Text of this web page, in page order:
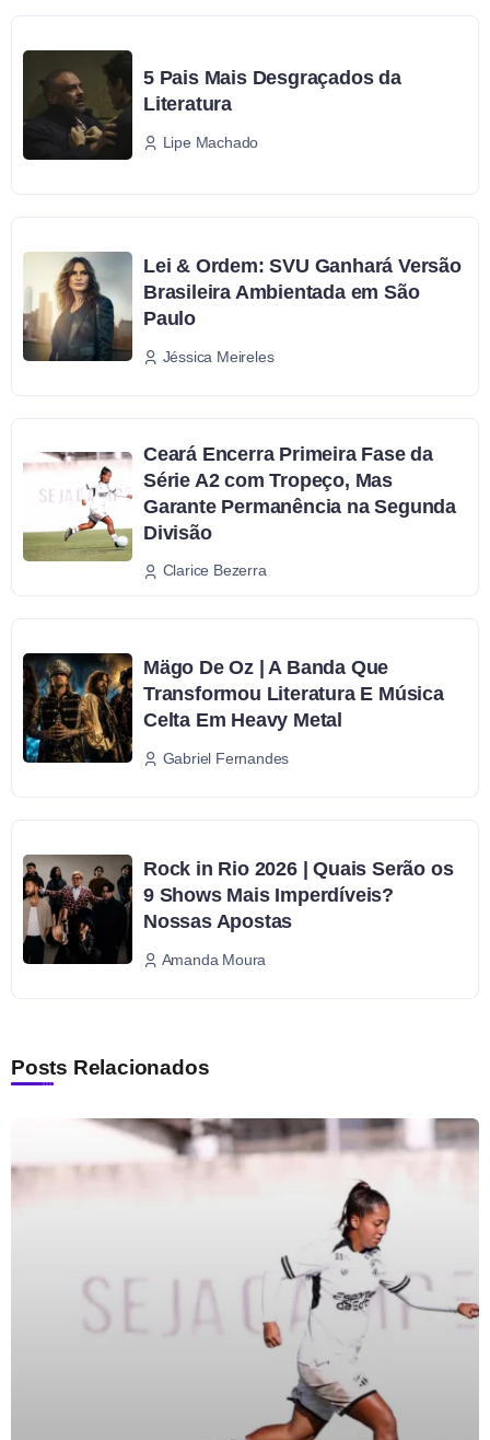
5 Pais Mais Desgraçados da
Literatura
Lipe Machado
Lei & Ordem: SVU Ganhará Versão
Brasileira Ambientada em São
Paulo
Jéssica Meireles
Ceará Encerra Primeira Fase da
Série A2 com Tropeço, Mas
Garante Permanência na Segunda
Divisão
Clarice Bezerra
Mägo De Oz | A Banda Que
Transformou Literatura E Música
Celta Em Heavy Metal
Gabriel Fernandes
Rock in Rio 2026 | Quais Serão os
9 Shows Mais Imperdíveis?
Nossas Apostas
Amanda Moura
Posts Relacionados